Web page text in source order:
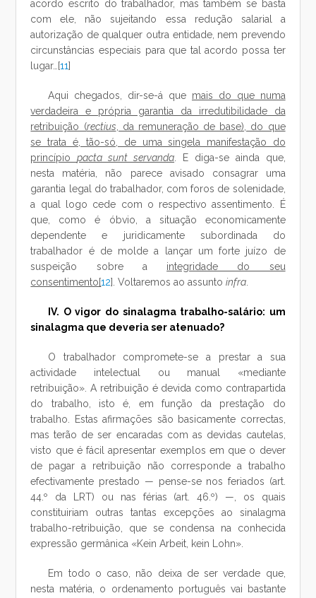
acordo escrito do trabalhador, mas também se basta
com ele, não sujeitando essa redução salarial a
autorização de qualquer outra entidade, nem prevendo
circunstâncias especiais para que tal acordo possa ter
lugar…[11]
Aqui chegados, dir-se-á que mais do que numa
verdadeira e própria garantia da irredutibilidade da
retribuição (rectius , da remuneração de base), do que
se trata é, tão-só, de uma singela manifestação do
princípiopacta sunt servanda . E diga-se ainda que,
nesta matéria, não parece avisado consagrar uma
garantia legal do trabalhador, com foros de solenidade,
a qual logo cede com o respectivo assentimento. É
que, como é óbvio, a situação economicamente
dependente e juridicamente subordinada do
trabalhador é de molde a lançar um forte juízo de
suspeição sobre a integridade do seu
consentimento[12]. Voltaremos ao assuntoinfra
IV. O vigor do sinalagma trabalho-salário: um
sinalagma que deveria ser atenuado?
O trabalhador compromete-se a prestar a sua
actividade intelectual ou manual «mediante
retribuição». A retribuição é devida como contrapartida
do trabalho, isto é, em função da prestação do
trabalho. Estas afirmações são basicamente correctas,
mas terão de ser encaradas com as devidas cautelas,
visto que é fácil apresentar exemplos em que o dever
de pagar a retribuição não corresponde a trabalho
efectivamente prestado — pense-se nos feriados (art.
44.º da LRT) ou nas férias (art. 46.º) —, os quais
constituiriam outras tantas excepções ao sinalagma
trabalho-retribuição, que se condensa na conhecida
expressão germânica «Kein Arbeit, kein Lohn».
Em todo o caso, não deixa de ser verdade que,
nesta matéria, o ordenamento português vai bastante